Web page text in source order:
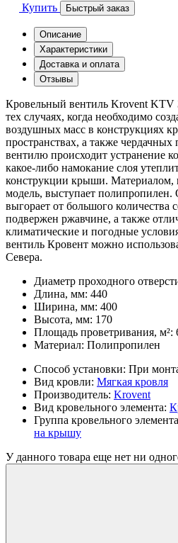
Купить Быстрый заказ
Описание
Характеристики
Доставка и оплата
Отзывы
Кровельный вентиль Krovent KTV
тех случаях, когда необходимо
воздушных масс в конструкциях
пространствах, а также
вентилю происходит устранение
какое-либо намокание слоя
конструкции крыши. Материалом,
модель, выступает
выгорает от большого количества
подвержен ржавчине, а также
климатические и погодные
вентиль Кровент можно
Севера.
Диаметр проходного
Длина, мм: 440
Ширина, мм: 400
Высота, мм: 170
Площадь проветривания, м²:
Материал: Полипропилен
Способ установки: При
Вид кровли: Мягкая кровля
Производитель: Krovent
Вид кровельного элемента:
Группа кровельного
на крышу
У данного товара еще нет ни